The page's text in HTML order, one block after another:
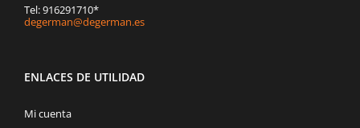
Tel: 916291710*
degerman@degerman.es
ENLACES DE UTILIDAD
Mi cuenta